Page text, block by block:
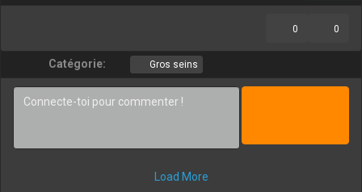
0
0
Catégorie: Gros seins
Load More